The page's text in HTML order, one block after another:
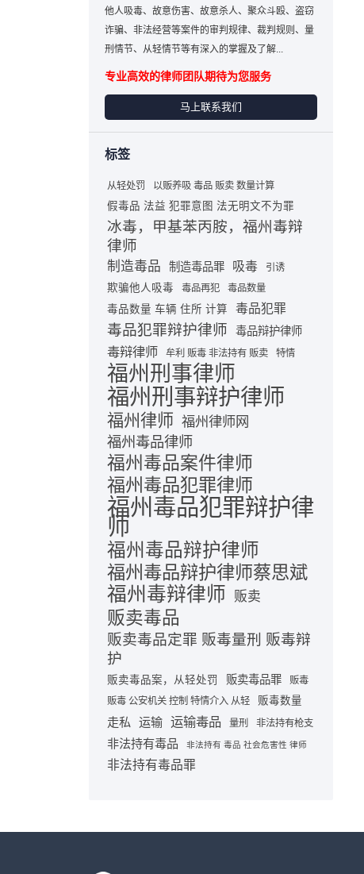
他人吸毒、故意伤害、故意杀人、聚众斗殴、盗窃
诈骗、非法经营等案件的审判规律、裁判规则、量
刑情节、从轻情节等有深入的掌握及了解...
专业高效的律师团队期待为您服务
马上联系我们
标签
从轻处罚 以贩养吸 毒品 贩卖 数量计算
假毒品 法益 犯罪意图 法无明文不为罪
冰毒，甲基苯丙胺，福州毒辩
律师
制造毒品 制造毒品罪 吸毒 引诱
欺骗他人吸毒 毒品再犯 毒品数量
毒品数量 车辆 住所 计算 毒品犯罪
毒品犯罪辩护律师 毒品辩护律师
毒辩律师 牟利 贩毒 非法持有 贩卖 特情
福州刑事律师
福州刑事辩护律师
福州律师 福州律师网
福州毒品律师
福州毒品案件律师
福州毒品犯罪律师
福州毒品犯罪辩护律
师
福州毒品辩护律师
福州毒品辩护律师蔡思斌
福州毒辩律师 贩卖
贩卖毒品
贩卖毒品定罪 贩毒量刑 贩毒辩
护
贩卖毒品案，从轻处罚 贩卖毒品罪
贩毒
贩毒 公安机关 控制 特情介入 从轻
贩毒数量
走私 运输 运输毒品 量刑 非法持有枪支
非法持有毒品 非法持有 毒品 社会危害性 律师
非法持有毒品罪